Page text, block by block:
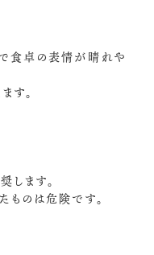
食卓の表情が晴れや
す。
ます。
のは危険です。